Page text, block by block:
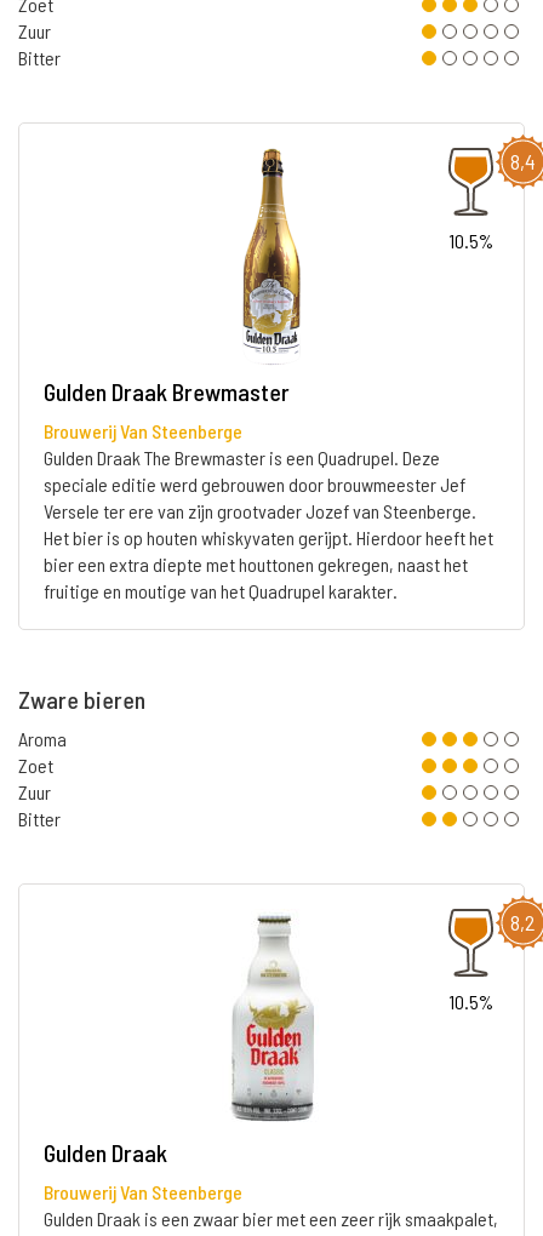
Zuur
Bitter
8,4
10.5%
Gulden Draak Brewmaster
Brouwerij Van Steenberge
Gulden Draak The Brewmaster is een Quadrupel. Deze
speciale editie werd gebrouwen door brouwmeester Jef
Versele ter ere van zijn grootvader Jozef van Steenberge.
Het bier is op houten whiskyvaten gerijpt. Hierdoor heeft het
bier een extra diepte met houttonen gekregen, naast het
fruitige en moutige van het Quadrupel karakter.
Zware bieren
Aroma
Zoet
Zuur
Bitter
8,2
10.5%
Gulden Draak
Brouwerij Van Steenberge
Gulden Draak is een zwaar bier met een zeer rijk smaakpalet,